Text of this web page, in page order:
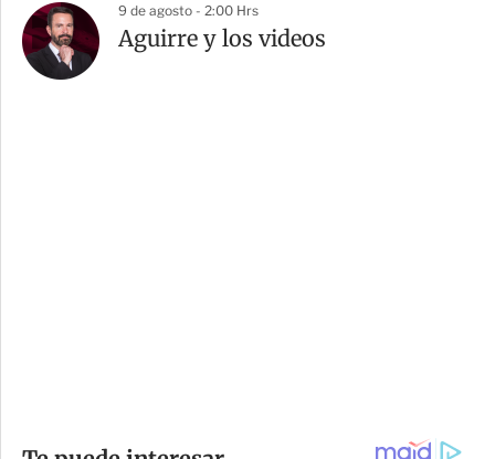
9 de agosto - 2:00 Hrs
Aguirre y los videos